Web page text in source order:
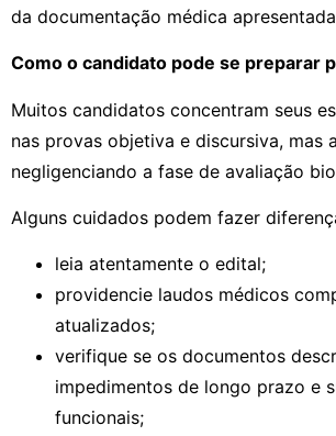
da documentação médica
Como o candidato pode se preparar
Muitos candidatos concentram seus
nas provas objetiva e discursiva, mas
negligenciando a fase de avaliação
Alguns cuidados podem fazer
leia atentamente o edital;
providencie laudos médicos
atualizados;
verifique se os documentos
impedimentos de longo prazo e
funcionais;